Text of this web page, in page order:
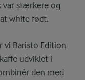
var stærkere og
white født.
vi Baristo Edition
udviklet i
den med